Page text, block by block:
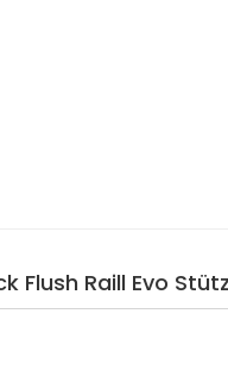
Flush Raill Evo